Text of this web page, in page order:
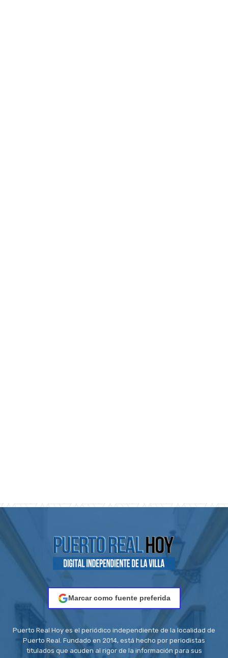
Marcar como fuente preferida
Puerto Real Hoy es el periódico independiente de la localidad de
Puerto Real. Fundado en 2014, está hecho por periodistas
titulados que acuden al rigor de la información para sus